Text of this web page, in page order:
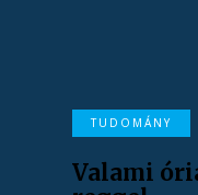
TUDOMÁNY
Valami